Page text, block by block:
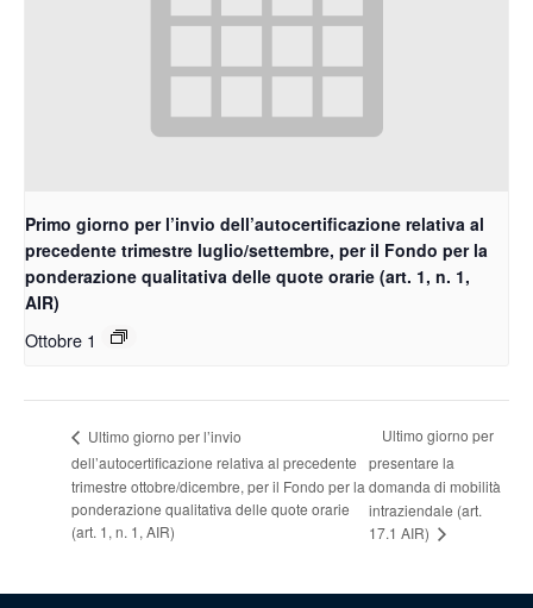
Primo giorno per l’invio dell’autocertificazione relativa al
precedente trimestre luglio/settembre, per il Fondo per la
ponderazione qualitativa delle quote orarie (art. 1, n. 1,
AIR)
Ottobre 1
Ultimo giorno per l’invio
dell’autocertificazione relativa al precedente
trimestre ottobre/dicembre, per il Fondo per la
ponderazione qualitativa delle quote orarie
(art. 1, n. 1, AIR)
Ultimo giorno per
presentare la
domanda di mobilità
intraziendale (art.
17.1 AIR)